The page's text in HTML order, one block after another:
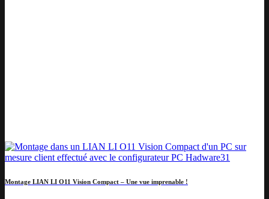
Montage LIAN LI O11 Vision Compact – Une vue imprenable !